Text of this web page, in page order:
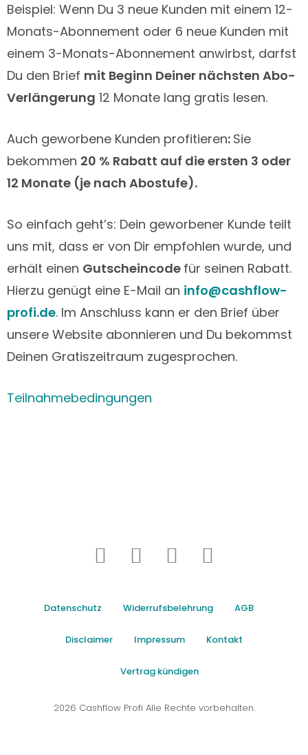
Beispiel: Wenn Du 3 neue Kunden mit einem 12-
Monats-Abonnement oder 6 neue Kunden mit
einem 3-Monats-Abonnement anwirbst, darfst
Du den Brief mit Beginn Deiner nächsten Abo-
Verlängerung 12 Monate lang gratis lesen.
Auch geworbene Kunden profitieren: Sie
bekommen 20 % Rabatt auf die ersten 3 oder
12 Monate (je nach Abostufe).
So einfach geht’s: Dein geworbener Kunde teilt
uns mit, dass er von Dir empfohlen wurde, und
erhält einen Gutscheincode für seinen Rabatt.
Hierzu genügt eine E-Mail an info@cashflow-
profi.de. Im Anschluss kann er den Brief über
unsere Website abonnieren und Du bekommst
Deinen Gratiszeitraum zugesprochen.
Teilnahmebedingungen
Datenschutz Widerrufsbelehrung AGB
Disclaimer Impressum Kontakt
Vertrag kündigen
2026 Cashflow Profi Alle Rechte vorbehalten.